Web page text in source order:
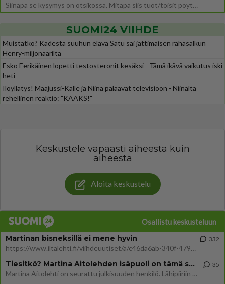
Siinäpä se kysymys on otsikossa. Mitäpä siis tuot/toisit pöytään parisuhteessa? Oletko mies vai nainen? Koetko sen mitä
SUOMI24 VIIHDE
Muistatko? Kädestä suuhun elävä Satu sai jättimäisen rahasalkun
Henry-miljonääriltä
Esko Eerikäinen lopetti testosteronit kesäksi - Tämä ikävä vaikutus iski
heti
Iloyllätys! Maajussi-Kalle ja Niina palaavat televisioon - Niinalta
rehellinen reaktio: "KÄÄKS!"
Keskustele vapaasti aiheesta kuin
aiheesta
Aloita keskustelu
Osallistu keskusteluun
Martinan bisneksillä ei mene hyvin
https://www.iltalehti.fi/viihdeuutiset/a/c46da6ab-340f-4790-aaa7-0865eed2336 Yrityksen konkurssihakemus on tullut kärä
332
Tiesitkö? Martina Aitolehden isäpuoli on tämä suosittu laulaja
Martina Aitolehti on seurattu julkisuuden henkilö. Lähipiiriin mahtuu muitakin tunnettuja henkilöitä. Tiesitkö, että Ma
35